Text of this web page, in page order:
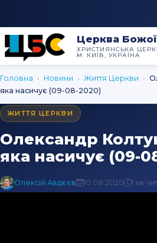
Церква
ХРИСТИЯНСЬКА
М. КИЇВ, УКРАЇНА
Головна › Новини › Життя Церкви ›
яка насичує (09-08-2020)
ЖИТТЯ ЦЕРКВИ
Олександр
яка насичує (09-
Олексій Авдєєв 10.08.2020 1 хв